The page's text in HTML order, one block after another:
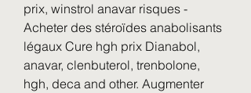
prix, winstrol anavar risques -
Acheter des stéroïdes anabolisants
légaux Cure hgh prix Dianabol,
anavar, clenbuterol, trenbolone,
hgh, deca and other. Augmenter